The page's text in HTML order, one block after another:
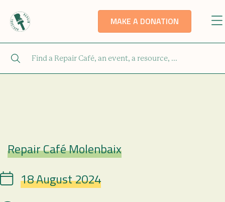
MAKE A DONATION
Repair Café
Repair Café Molenbaix
Date 18 August 2024